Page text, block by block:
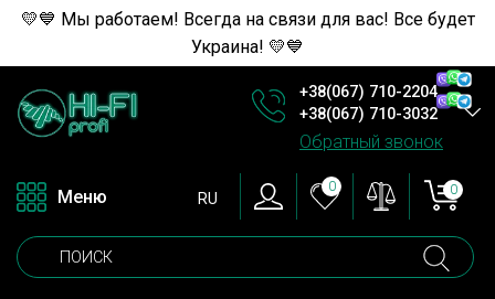
💛💙 Мы работаем! Всегда на связи для вас! Все будет
Украина! 💛💙
+38(067) 710-2204
+38(067) 710-3032
Обратный звонок
Меню RU
0 0